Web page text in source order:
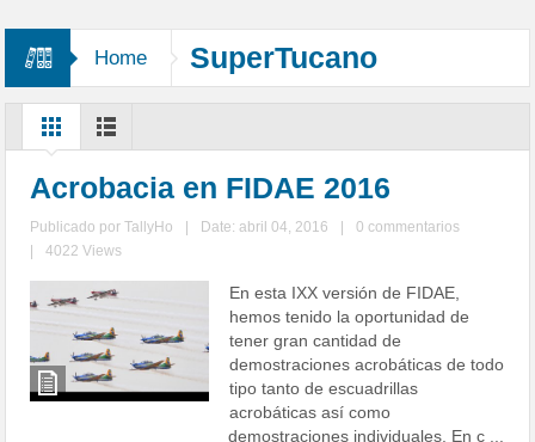
Home SuperTucano
Acrobacia en FIDAE 2016
Publicado porTallyHo Date: abril 04, 2016
0 commentarios
4022 Views
En esta IXX versión de FIDAE,
hemos tenido la oportunidad de
tener gran cantidad de
demostraciones acrobáticas de todo
tipo tanto de escuadrillas
acrobáticas así como
demostraciones individuales. En c ...